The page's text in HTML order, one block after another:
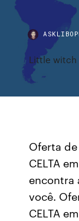
Little witch
Oferta de
CELTA
encontra
você.
CELTA